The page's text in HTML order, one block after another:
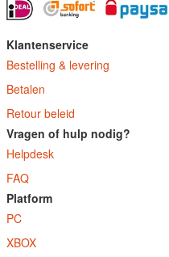
Klantenservice
Bestelling & levering
Betalen
Retour beleid
Vragen of hulp nodig?
Helpdesk
FAQ
Platform
PC
XBOX